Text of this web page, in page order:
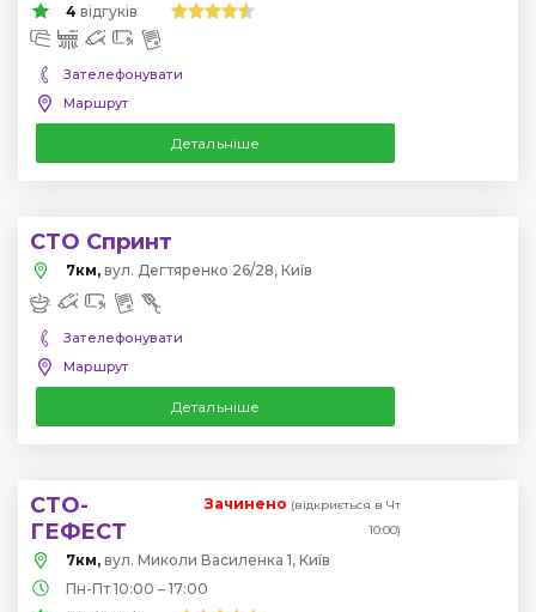
4 відгуків
Зателефонувати
Маршрут
Детальніше
СТО Спринт
7км, вул. Дегтяренко 26/28, Київ
Зателефонувати
Маршрут
Детальніше
СТО-
ГЕФЕСТ
Зачинено (відкриється в Чт
10:00)
7км, вул. Миколи Василенка 1, Київ
Пн-Пт 10:00 – 17:00